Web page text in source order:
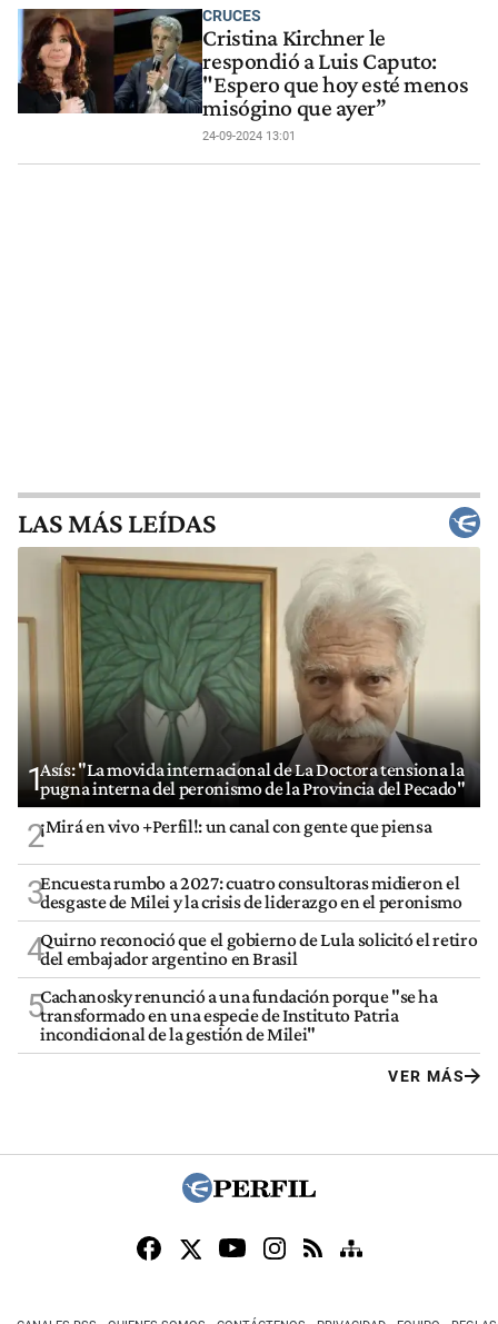
CRUCES
Cristina Kirchner le
respondió a Luis Caputo:
"Espero que hoy esté menos
misógino que ayer”
24-09-2024 13:01
LAS MÁS LEÍDAS
1Asís: "La movida internacional de La Doctora tensiona la
pugna interna del peronismo de la Provincia del Pecado"
2¡Mirá en vivo +Perfil!: un canal con gente que piensa
3Encuesta rumbo a 2027: cuatro consultoras midieron el
desgaste de Milei y la crisis de liderazgo en el peronismo
4Quirno reconoció que el gobierno de Lula solicitó el retiro
del embajador argentino en Brasil
5Cachanosky renunció a una fundación porque "se ha
transformado en una especie de Instituto Patria
incondicional de la gestión de Milei"
VER MÁS